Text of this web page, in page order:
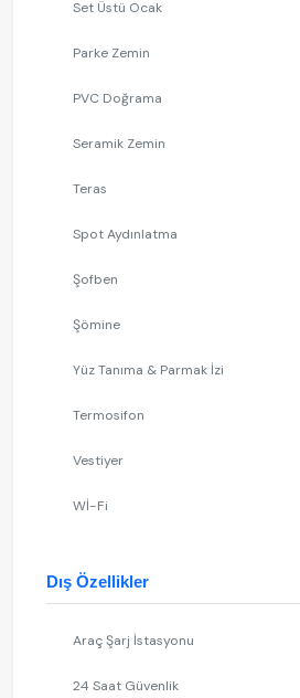
Set Üstü Ocak
Parke Zemin
PVC Doğrama
Seramik Zemin
Teras
Spot Aydınlatma
Şofben
Şömine
Yüz Tanıma & Parmak İzi
Termosifon
Vestiyer
Wİ-Fi
Dış Özellikler
Araç Şarj İstasyonu
24 Saat Güvenlik